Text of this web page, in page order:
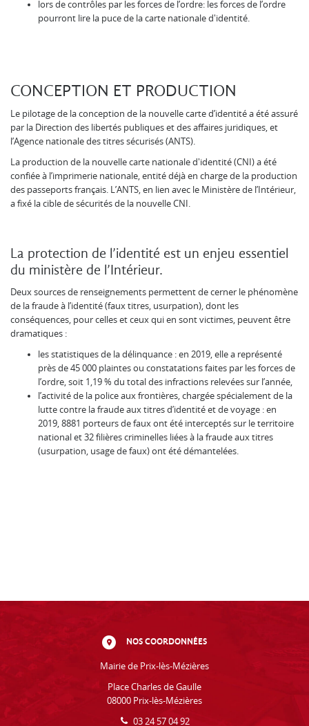
lors de contrôles par les forces de l’ordre: les forces de l’ordre
pourront lire la puce de la carte nationale d'identité.
CONCEPTION ET PRODUCTION
Le pilotage de la conception de la nouvelle carte d’identité a été assuré
par la Direction des libertés publiques et des affaires juridiques, et
l’Agence nationale des titres sécurisés (ANTS).
La production de la nouvelle carte nationale d'identité (CNI) a été
confiée à l’imprimerie nationale, entité déjà en charge de la production
des passeports français. L’ANTS, en lien avec le Ministère de l’Intérieur,
a fixé la cible de sécurités de la nouvelle CNI.
La protection de l’identité est un enjeu essentiel
du ministère de l’Intérieur.
Deux sources de renseignements permettent de cerner le phénomène
de la fraude à l’identité (faux titres, usurpation), dont les
conséquences, pour celles et ceux qui en sont victimes, peuvent être
dramatiques :
les statistiques de la délinquance : en 2019, elle a représenté
près de 45 000 plaintes ou constatations faites par les forces de
l’ordre, soit 1,19 % du total des infractions relevées sur l’année,
l’activité de la police aux frontières, chargée spécialement de la
lutte contre la fraude aux titres d’identité et de voyage : en
2019, 8881 porteurs de faux ont été interceptés sur le territoire
national et 32 filières criminelles liées à la fraude aux titres
(usurpation, usage de faux) ont été démantelées.
NOS COORDONNÉES
Mairie de Prix-lès-Mézières
Place Charles de Gaulle
08000 Prix-lès-Mézières
03 24 57 04 92